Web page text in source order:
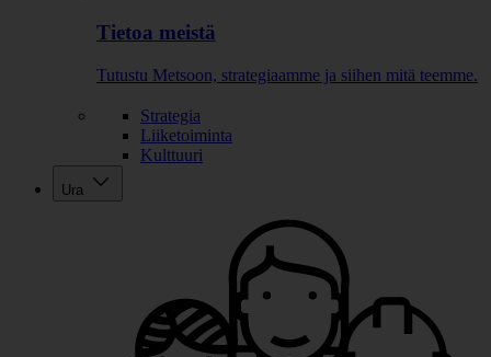
Tietoa meistä
Tutustu Metsoon, strategiaamme ja siihen mitä teemme.
Strategia
Liiketoiminta
Kulttuuri
Ura